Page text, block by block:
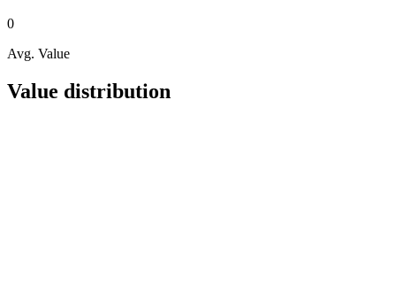
0
Avg. Value
Value distribution